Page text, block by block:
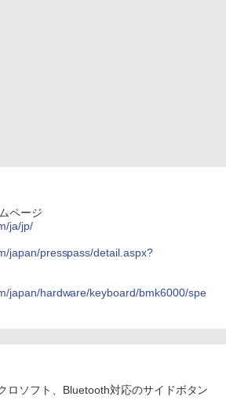
ページ
ja/jp/
japan/presspass/detail.aspx?
japan/hardware/keyboard/bmk6000/spe
ロソフト、Bluetooth対応のサイドボタン